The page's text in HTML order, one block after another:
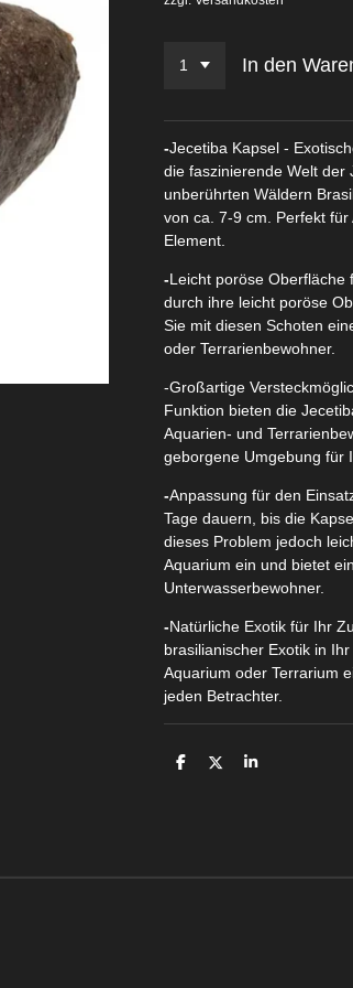
In den
-Jecetiba Kapsel -
die faszinierende Welt der
unberührten Wäldern
von ca. 7-9 cm. Perfekt
Element.
-Leicht poröse Oberfläche
durch ihre leicht poröse
Sie mit diesen Schoten
oder Terrarienbewohner.
-Großartige
Funktion bieten die
Aquarien- und
geborgene Umgebung für
-Anpassung für den
Tage dauern, bis die
dieses Problem jedoch
Aquarium ein und bietet
Unterwasserbewohner.
-Natürliche Exotik für Ihr
brasilianischer Exotik in
Aquarium oder Terrarium
jeden Betrachter.
T
T
T